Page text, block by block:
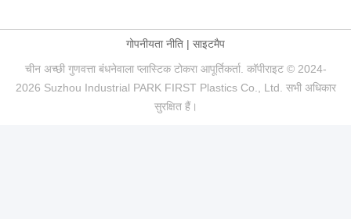
गोपनीयता नीति | साइटमैप
चीन अच्छी गुणवत्ता बंधनेवाला प्लास्टिक टोकरा आपूर्तिकर्ता. कॉपीराइट © 2024-
2026 Suzhou Industrial PARK FIRST Plastics Co., Ltd. सभी अधिकार
सुरक्षित हैं।